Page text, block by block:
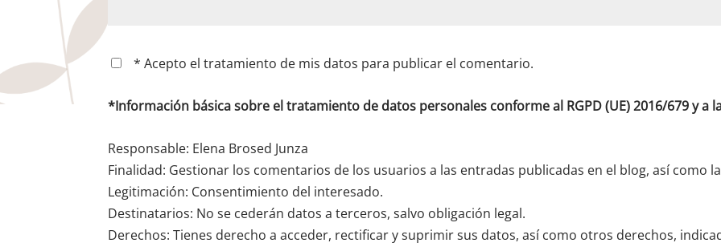
* Acepto el tratamiento de mis datos para publicar el comentario.
*Información básica sobre el tratamiento de datos personales conforme al RGPD (UE) 2016/679 y a
Responsable: Elena Brosed Junza
Finalidad: Gestionar los comentarios de los usuarios a las entradas publicadas en el blog, así como
Legitimación: Consentimiento del interesado.
Destinatarios: No se cederán datos a terceros, salvo obligación legal.
Derechos: Tienes derecho a acceder, rectificar y suprimir sus datos, así como otros derechos,